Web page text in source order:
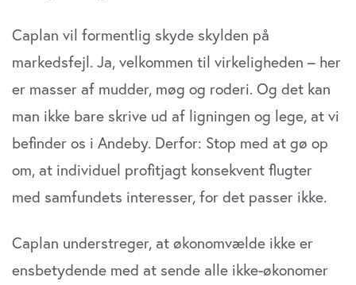
Caplan vil formentlig skyde skylden på
markedsfejl. Ja, velkommen til virkeligheden – her
er masser af mudder, møg og roderi. Og det kan
man ikke bare skrive ud af ligningen og lege, at vi
befinder os i Andeby. Derfor: Stop med at gø op
om, at individuel profitjagt konsekvent flugter
med samfundets interesser, for det passer ikke.
Caplan understreger, at økonomvælde ikke er
ensbetydende med at sende alle ikke-økonomer